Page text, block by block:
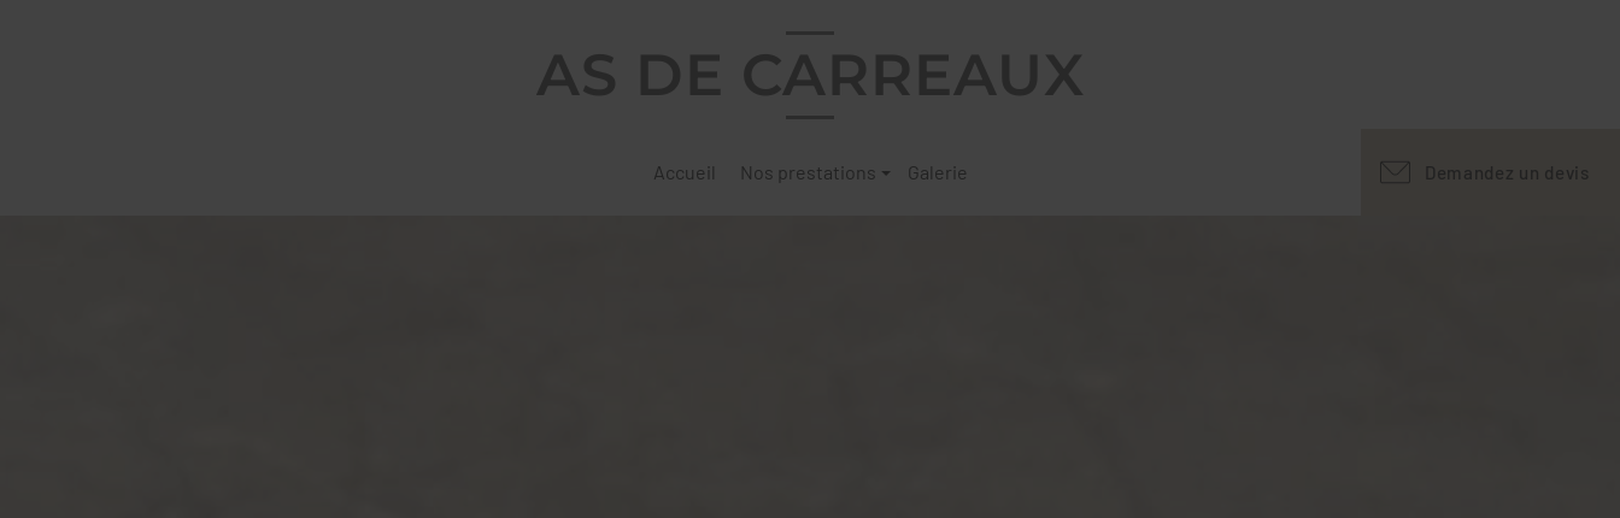
AS DE CARREAUX
Accueil Nos prestations Galerie Demandez un devis